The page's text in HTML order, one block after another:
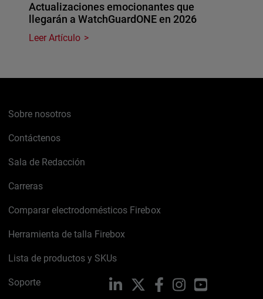
Actualizaciones emocionantes que
llegarán a WatchGuardONE en 2026
Leer Artículo
Sobre nosotros
Contáctenos
Sala de Redacción
Carreras
Comparar electrodomésticos Firebox
Herramienta de talla Firebox
Lista de productos y SKUs
Soporte LinkedIn FacebookInstagramYouTube